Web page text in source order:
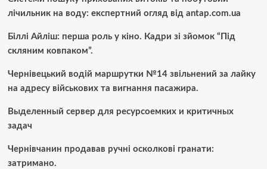
лічильник на воду: експертний огляд від antap.com.ua
Біллі Айліш: перша роль у кіно. Кадри зі зйомок “Під
скляним ковпаком”.
Чернівецький водій маршрутки №14 звільнений за лайку
на адресу військових та вигнання пасажира.
Выделенный сервер для ресурсоемких и критичных
задач
Чернівчанин продавав ручні осколкові гранати:
затримано.